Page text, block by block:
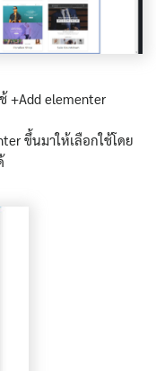
+Add elementer
ขึ้นมาให้เลือกใช้โดย